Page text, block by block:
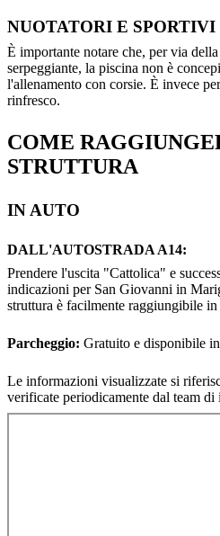
NUOTATORI E SPORTIVI
È importante notare che, per via
serpeggiante, la piscina non è
l'allenamento con corsie. È invece
rinfresco.
COME
STRUTTURA
IN AUTO
DALL'AUTOSTRADA A14:
Prendere l'uscita "Cattolica" e
indicazioni per San Giovanni in
struttura è facilmente raggiungibile
Parcheggio: Gratuito e disponibile
Le informazioni visualizzate si
verificate periodicamente dal team di